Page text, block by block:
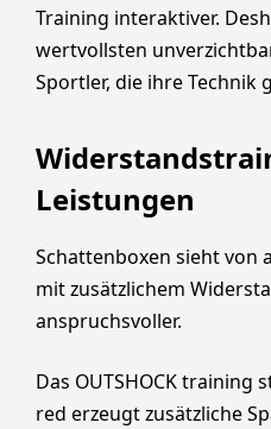
Training interaktiver.
wertvollsten
Sportler, die ihre Technik
Leistungen
Schattenboxen sieht von
mit zusätzlichem
anspruchsvoller.
Das OUTSHOCK training
red erzeugt zusätzliche